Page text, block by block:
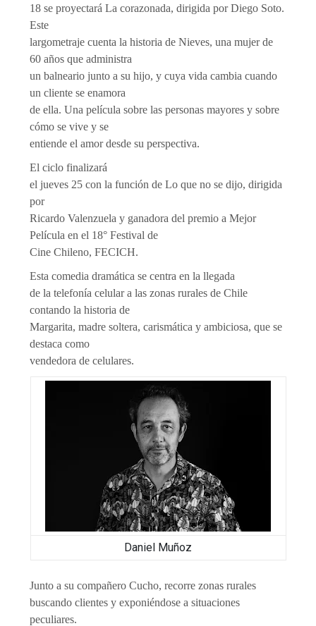
18 se proyectará La corazonada, dirigida por Diego Soto.
Este
largometraje cuenta la historia de Nieves, una mujer de
60 años que administra
un balneario junto a su hijo, y cuya vida cambia cuando
un cliente se enamora
de ella. Una película sobre las personas mayores y sobre
cómo se vive y se
entiende el amor desde su perspectiva.
El ciclo finalizará
el jueves 25 con la función de Lo que no se dijo, dirigida
por
Ricardo Valenzuela y ganadora del premio a Mejor
Película en el 18° Festival de
Cine Chileno, FECICH.
Esta comedia dramática se centra en la llegada
de la telefonía celular a las zonas rurales de Chile
contando la historia de
Margarita, madre soltera, carismática y ambiciosa, que se
destaca como
vendedora de celulares.
Daniel Muñoz
Junto a su compañero Cucho, recorre zonas rurales
buscando clientes y exponiéndose a situaciones
peculiares.